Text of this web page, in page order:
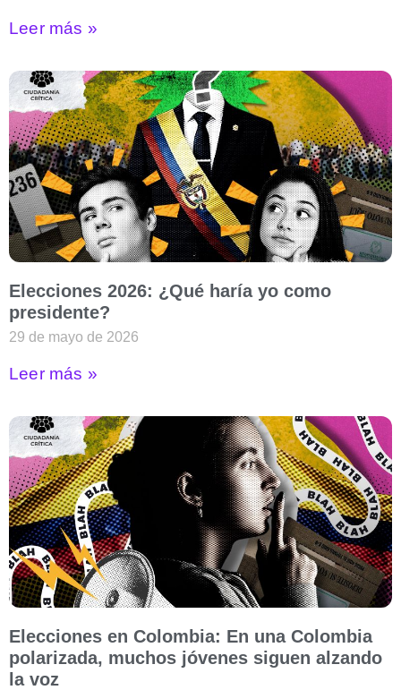
Leer más »
Elecciones 2026: ¿Qué haría yo como
presidente?
29 de mayo de 2026
Leer más »
Elecciones en Colombia: En una Colombia
polarizada, muchos jóvenes siguen alzando
la voz